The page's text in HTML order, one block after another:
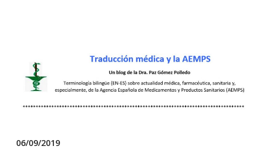
06/09/2019